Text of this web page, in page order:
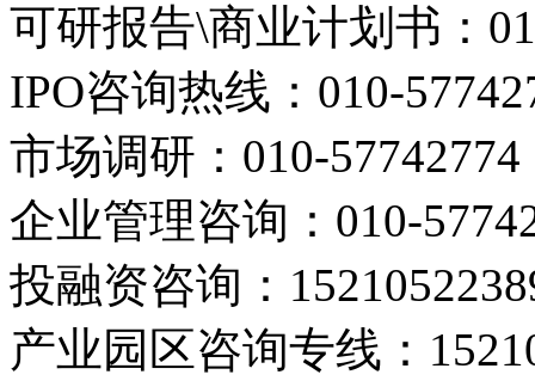
可研报告\商业计划书：
IPO咨询热线： 010-
市场调研： 010-57742774
企业管理咨询： 010-
投融资咨询：
产业园区咨询专线：